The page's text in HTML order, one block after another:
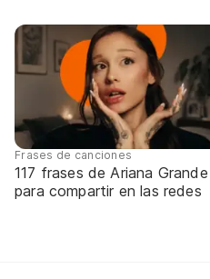
Frases de canciones
117 frases de Ariana Grande
para compartir en las redes